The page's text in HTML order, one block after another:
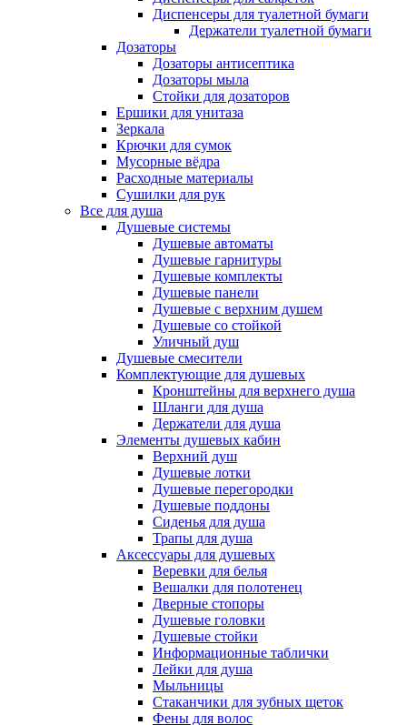
Диспенсеры для туалетной бумаги
Держатели туалетной бумаги
Дозаторы
Дозаторы антисептика
Дозаторы мыла
Стойки для дозаторов
Ершики для унитаза
Зеркала
Крючки для сумок
Мусорные вёдра
Расходные материалы
Сушилки для рук
Все для душа
Душевые системы
Душевые автоматы
Душевые гарнитуры
Душевые комплекты
Душевые панели
Душевые с верхним душем
Душевые со стойкой
Уличный душ
Душевые смесители
Комплектующие для душевых
Кронштейны для верхнего душа
Шланги для душа
Держатели для душа
Элементы душевых кабин
Верхний душ
Душевые лотки
Душевые перегородки
Душевые поддоны
Сиденья для душа
Трапы для душа
Аксессуары для душевых
Веревки для белья
Вешалки для полотенец
Дверные стопоры
Душевые головки
Душевые стойки
Информационные таблички
Лейки для душа
Мыльницы
Стаканчики для зубных щеток
Фены для волос